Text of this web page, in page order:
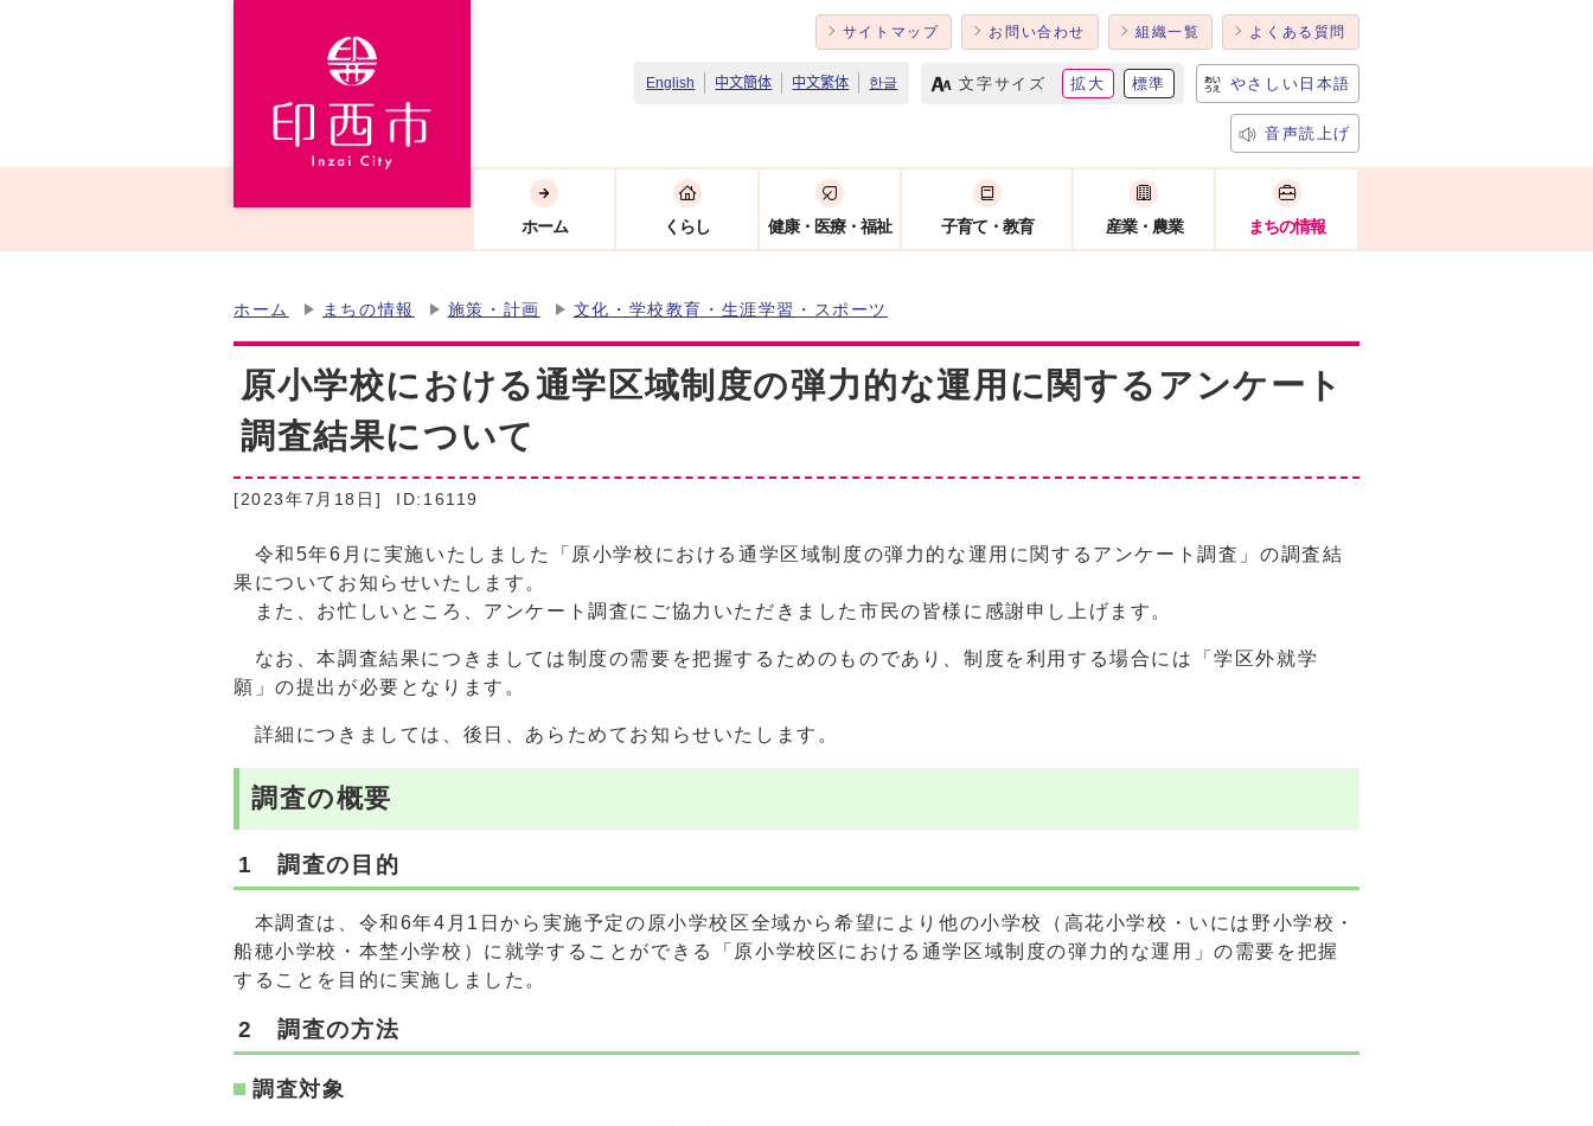
サイトマップ お問い合わせ 組織一覧 よくある質問
English 中文簡体 中文繁体 한글 文字サイズ 拡大 標準 やさしい日本語
音声読上げ
ホーム くらし 健康・医療・福祉 子育て・教育 産業・農業 まちの情報
ホーム まちの情報 施策・計画 文化・学校教育・生涯学習・スポーツ
原小学校における通学区域制度の弾力的な運用に関するアンケート
調査結果について
[2023年7月18日] ID:16119
令和5年6月に実施いたしました「原小学校における通学区域制度の弾力的な運用に関するアンケート調査」の調査結
果についてお知らせいたします。
また、お忙しいところ、アンケート調査にご協力いただきました市民の皆様に感謝申し上げます。
なお、本調査結果につきましては制度の需要を把握するためのものであり、制度を利用する場合には「学区外就学
願」の提出が必要となります。
詳細につきましては、後日、あらためてお知らせいたします。
調査の概要
1 調査の目的
本調査は、令和6年4月1日から実施予定の原小学校区全域から希望により他の小学校（高花小学校・いには野小学校・
船穂小学校・本埜小学校）に就学することができる「原小学校区における通学区域制度の弾力的な運用」の需要を把握
することを目的に実施しました。
2 調査の方法
調査対象